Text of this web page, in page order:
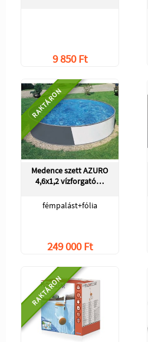
9 850 Ft
RAKTÁRON
Medence szett AZURO
4,6x1,2 vízforgató…
fémpalást+fólia
249 000 Ft
RAKTÁRON